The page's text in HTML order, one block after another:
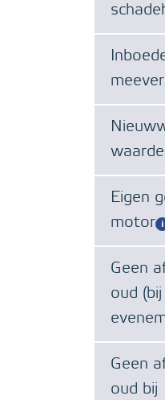
Eigen
motor
Geen
oud
Geen
oud bij